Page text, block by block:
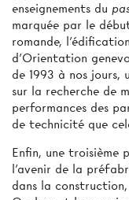
enseignements du
marquée par le
romande,
d’Orientation
de 1993 à nos jours,
sur la recherche de
performances des
de technicité que
Enfin, une troisième
l’avenir de la
dans la